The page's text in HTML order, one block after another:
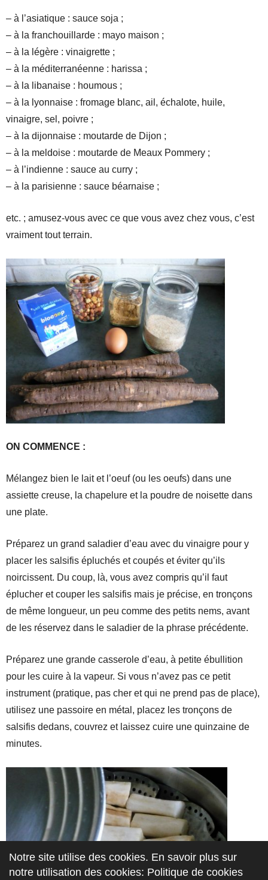
– à l’asiatique : sauce soja ;
– à la franchouillarde : mayo maison ;
– à la légère : vinaigrette ;
– à la méditerranéenne : harissa ;
– à la libanaise : houmous ;
– à la lyonnaise : fromage blanc, ail, échalote, huile,
vinaigre, sel, poivre ;
– à la dijonnaise : moutarde de Dijon ;
– à la meldoise : moutarde de Meaux Pommery ;
– à l’indienne : sauce au curry ;
– à la parisienne : sauce béarnaise ;
etc. ; amusez-vous avec ce que vous avez chez vous, c’est
vraiment tout terrain.
ON COMMENCE :
Mélangez bien le lait et l’oeuf (ou les oeufs) dans une
assiette creuse, la chapelure et la poudre de noisette dans
une plate.
Préparez un grand saladier d’eau avec du vinaigre pour y
placer les salsifis épluchés et coupés et éviter qu’ils
noircissent. Du coup, là, vous avez compris qu’il faut
éplucher et couper les salsifis mais je précise, en tronçons
de même longueur, un peu comme des petits nems, avant
de les réservez dans le saladier de la phrase précédente.
Préparez une grande casserole d’eau, à petite ébullition
pour les cuire à la vapeur. Si vous n’avez pas ce petit
instrument (pratique, pas cher et qui ne prend pas de place),
utilisez une passoire en métal, placez les tronçons de
salsifis dedans, couvrez et laissez cuire une quinzaine de
minutes.
Notre site utilise des cookies. En savoir plus sur
notre utilisation des cookies: Politique de cookies